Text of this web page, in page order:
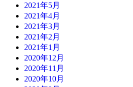
2021年5月
2021年4月
2021年3月
2021年2月
2021年1月
2020年12月
2020年11月
2020年10月